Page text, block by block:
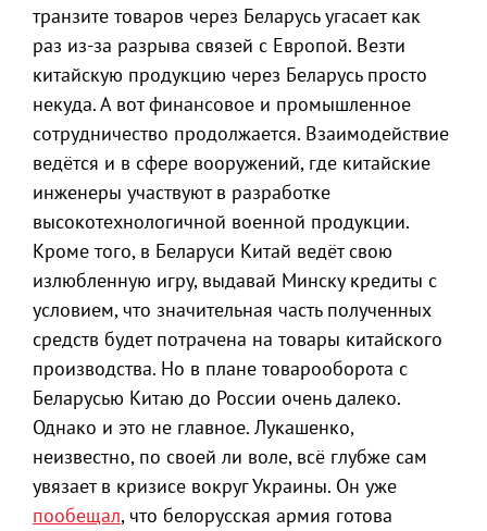
транзите товаров через Беларусь угасает как
раз из-за разрыва связей с Европой. Везти
китайскую продукцию через Беларусь просто
некуда. А вот финансовое и промышленное
сотрудничество продолжается. Взаимодействие
ведётся и в сфере вооружений, где китайские
инженеры участвуют в разработке
высокотехнологичной военной продукции.
Кроме того, в Беларуси Китай ведёт свою
излюбленную игру, выдавай Минску кредиты с
условием, что значительная часть полученных
средств будет потрачена на товары китайского
производства. Но в плане товарооборота с
Беларусью Китаю до России очень далеко.
Однако и это не главное. Лукашенко,
неизвестно, по своей ли воле, всё глубже сам
увязает в кризисе вокруг Украины. Он уже
пообещал, что белорусская армия готова